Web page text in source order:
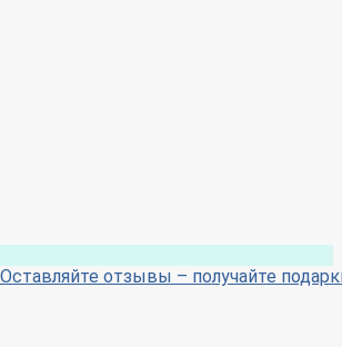
Оставляйте отзывы – получайте